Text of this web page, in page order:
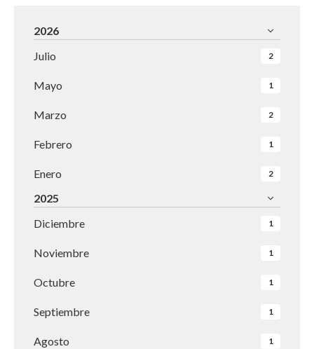
2026
Julio
2
Mayo 1
Marzo 2
Febrero 1
Enero 2
2025
Diciembre
1
Noviembre 1
Octubre 1
Septiembre 1
Agosto 1